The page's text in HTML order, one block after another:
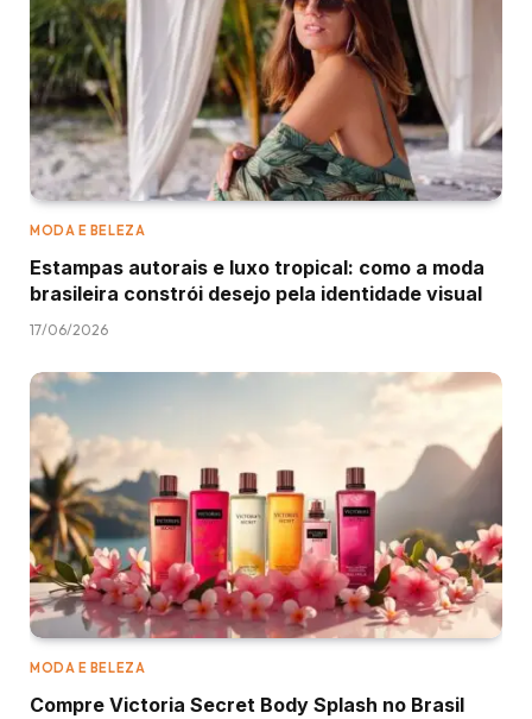
MODA E BELEZA
Estampas autorais e luxo tropical: como a moda
brasileira constrói desejo pela identidade visual
17/06/2026
MODA E BELEZA
Compre Victoria Secret Body Splash no Brasil